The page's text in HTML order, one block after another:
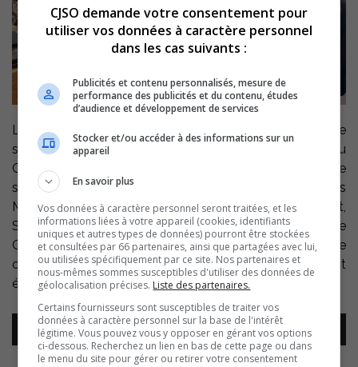
Le 29 avril, la région rendra hommage au dynamisme de
ses entrepreneurs dans le cadre de la 35e édition du
Gala du mérite économique. Une belle occasion de
souligner la vitalité et la vigueur de nos entreprises. Denis
Marion en parle avec des organisateurs de l’événement,
Stéphanie Desmarais du Cégep de Sorel-Tracy, Michèle
Gauthier de la SADC, Luc Martel de la Chambre de
commerce et David Plasse de Développement
économique Pierre-De Saurel.
Lecteur
audio
00:00
CJSO demande votre consentement pour
utiliser vos données à caractère personnel
dans les cas suivants :
Publicités et contenu personnalisés, mesure de
performance des publicités et du contenu, études
d’audience et développement de services
Stocker et/ou accéder à des informations sur un
appareil
En savoir plus
Vos données à caractère personnel seront traitées, et les
informations liées à votre appareil (cookies, identifiants
uniques et autres types de données) pourront être stockées
et consultées par 66 partenaires, ainsi que partagées avec lui,
ou utilisées spécifiquement par ce site. Nos partenaires et
nous-mêmes sommes susceptibles d'utiliser des données de
géolocalisation précises. Liste des partenaires.
Certains fournisseurs sont susceptibles de traiter vos
données à caractère personnel sur la base de l'intérêt
légitime. Vous pouvez vous y opposer en gérant vos options
ci-dessous. Recherchez un lien en bas de cette page ou dans
le menu du site pour gérer ou retirer votre consentement